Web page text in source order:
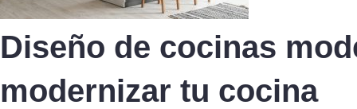
Diseño de cocinas
modernizar tu cocina